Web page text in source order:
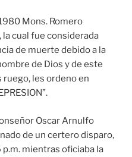
Mons. Romero
cual fue considerada
de muerte debido a la
de Dios y de este
les ordeno en
Oscar Arnulfo
de un certero disparo,
mientras oficiaba la